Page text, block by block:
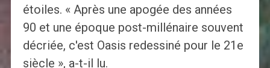
étoiles. « Après une apogée des années
90 et une époque post-millénaire souvent
décriée, c'est Oasis redessiné pour le 21e
siècle », a-t-il lu.